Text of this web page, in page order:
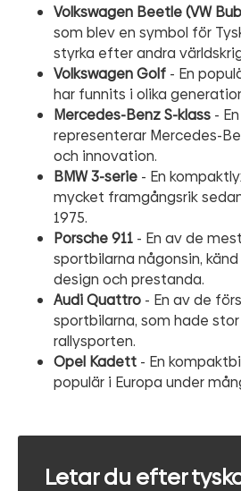
Volkswagen Beetle (VW
som blev en symbol för
styrka efter andra
Volkswagen Golf - En
har funnits i olika
Mercedes-Benz S-klass -
representerar Mercedes-
och innovation.
BMW 3-serie - En
mycket framgångsrik
1975.
Porsche 911 - En av de
sportbilarna någonsin,
design och prestanda.
Audi Quattro - En av de
sportbilarna, som hade
rallysporten.
Opel Kadett - En
populär i Europa under
Letar du efter